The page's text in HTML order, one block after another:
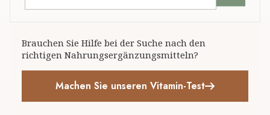
Brauchen Sie Hilfe bei der Suche nach den
richtigen Nahrungsergänzungsmitteln?
Machen Sie unseren Vitamin-Test